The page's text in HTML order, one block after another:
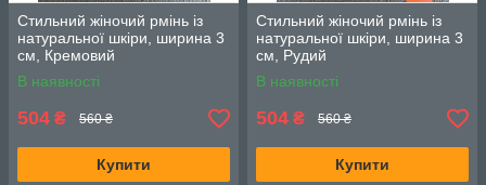
Стильний жіночий рмінь із
натуральної шкіри, ширина 3
см, Кремовий
В наявності
504 ₴ 560 ₴
Купити
Стильний жіночий рмінь із
натуральної шкіри, ширина 3
см, Рудий
В наявності
504 ₴ 560 ₴
Купити